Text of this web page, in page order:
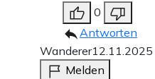
0
Antworten
Wanderer
Melden